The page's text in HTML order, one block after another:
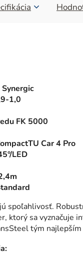
1,0
FK 5000
Car 4 Pro
LED
spoľahlivosť.
ktorý sa vyznačuje
tým